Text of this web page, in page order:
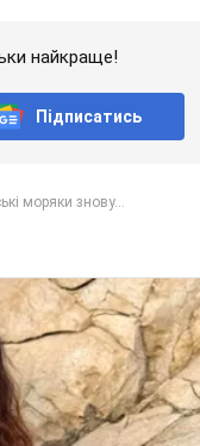
найкраще!
Підписатись
моряки знову...